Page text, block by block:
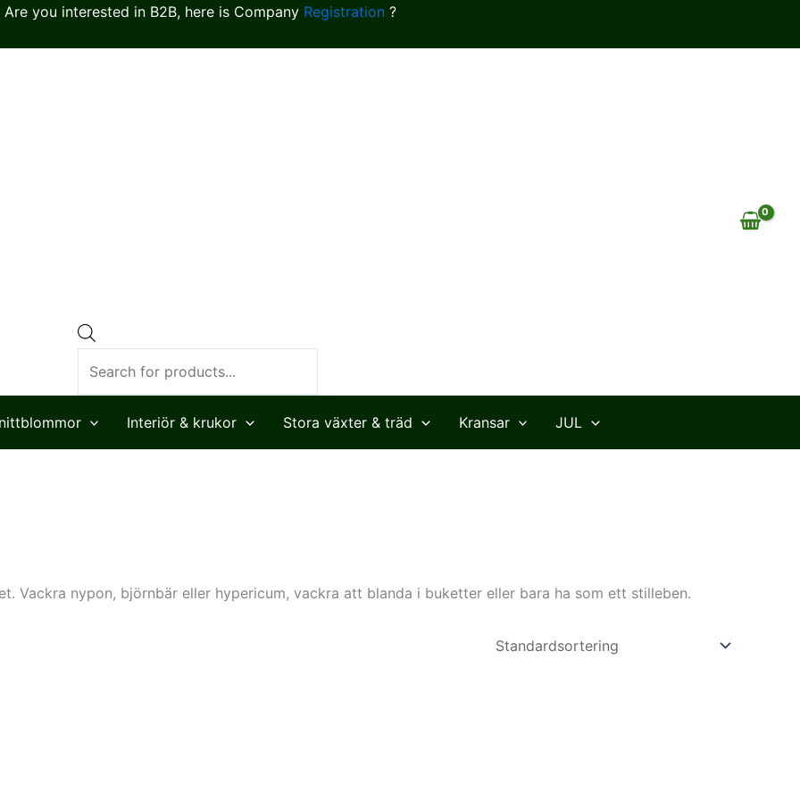
Are you interested in B2B, here is Company Registration?
Interiör & krukor Stora växter & träd Kransar JUL
Vackra nypon, björnbär eller hypericum, vackra att blanda i buketter eller bara ha som ett stilleben.